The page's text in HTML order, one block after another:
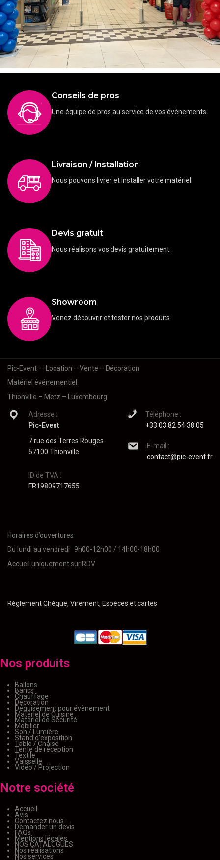
Décoration de ballons pour les professionnels
Conseils de pros
Une équipe de pros au service de vos évènements
Livraison / Installation
Nous pouvons livrer et installer votre matériel.
Devis gratuit
Nous réalisons vos devis gratuitement.
Showroom
Venez découvrir et tester nos produits.
Pic-Event – Location – Vente – Décoration
Matériel événementiel
Thionville – Metz – Luxembourg
Adresse :
Pic-Event
7 rue des Terres Rouges
57100 Thionville
ID de TVA :
FR19809717655
Téléphone :
+33 03 82 54 38 05
E-mail :
contact@pic-event.fr
Horaires d’ouvertures
Du lundi au vendredi 9h00-12h00 / 14h00-18h00
Accueil uniquement sur RDV
Règlement Chèque, Virement, Espèces et cartes
Nos produits
Ballons
Bancs
Chauffage
Décoration
Déguisement pour évènement
Matériel de Cuisine
Matériel de Sécurité
Mobilier
Son / Lumière
Stand d'exposition
Table / Chaise
Tente de réception
Textile
Vaisselle
Vidéo / Projection
Notre société
Accueil
Avis
Contactez nous
Demander un devis
FAQs
Mentions légales
NOS CATALOGUES
Nos réalisations
Nos services